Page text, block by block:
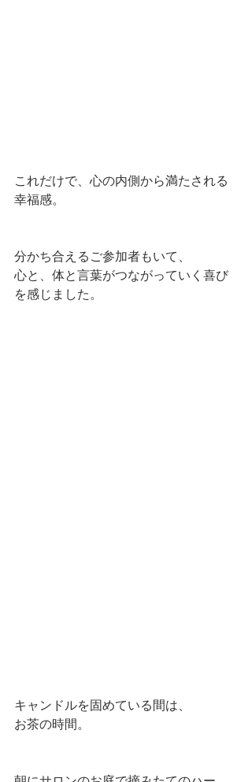
これだけで、心の内側から満たされる
幸福感。
分かち合えるご参加者もいて、
心と、体と言葉がつながっていく喜び
を感じました。
キャンドルを固めている間は、
お茶の時間。